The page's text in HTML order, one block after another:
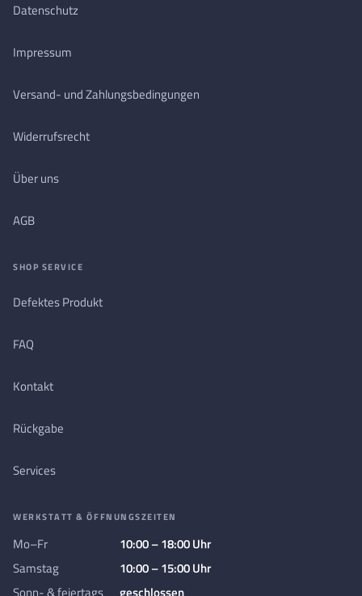
Datenschutz
Impressum
Versand- und Zahlungsbedingungen
Widerrufsrecht
Über uns
AGB
SHOP SERVICE
Defektes Produkt
FAQ
Kontakt
Rückgabe
Services
WERKSTATT & ÖFFNUNGSZEITEN
Mo–Fr
10:00 – 18:00 Uhr
Samstag
10:00 – 15:00 Uhr